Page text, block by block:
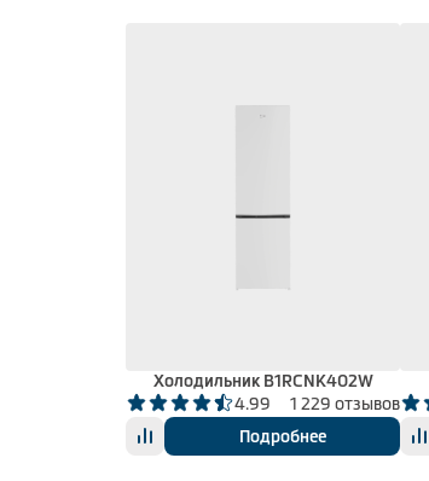
Холодильник B1RCNK402W
4.99
1 229 отзывов
Подробнее